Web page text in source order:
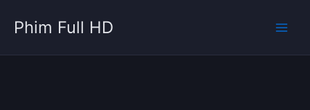
Phim Full HD